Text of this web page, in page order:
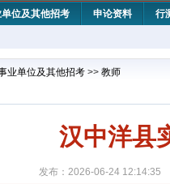
单位及其他招考 申论资料
行
业单位及其他招考 >> 教师
汉中洋县
发布：2026-06-24 12:14:35